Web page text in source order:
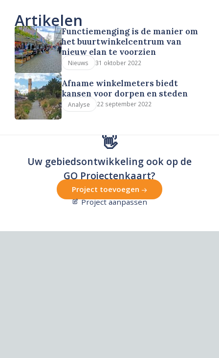
Artikelen
Functiemenging is de manier om
het buurtwinkelcentrum van
nieuw elan te voorzien
Nieuws 31 oktober 2022
Afname winkelmeters biedt
kansen voor dorpen en steden
Analyse 22 september 2022
👋
Uw gebiedsontwikkeling ook op de
GO Projectenkaart?
Project toevoegen
Project aanpassen